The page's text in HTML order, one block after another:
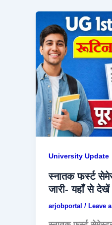
University Update
स्नातक फर्स्ट
जारी- यहाँ से देखें
arjobportal / Leave